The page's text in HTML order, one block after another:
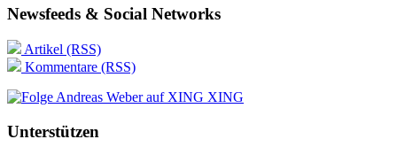
Newsfeeds & Social Networks
Artikel (RSS)
Kommentare (RSS)
XING
Unterstützen